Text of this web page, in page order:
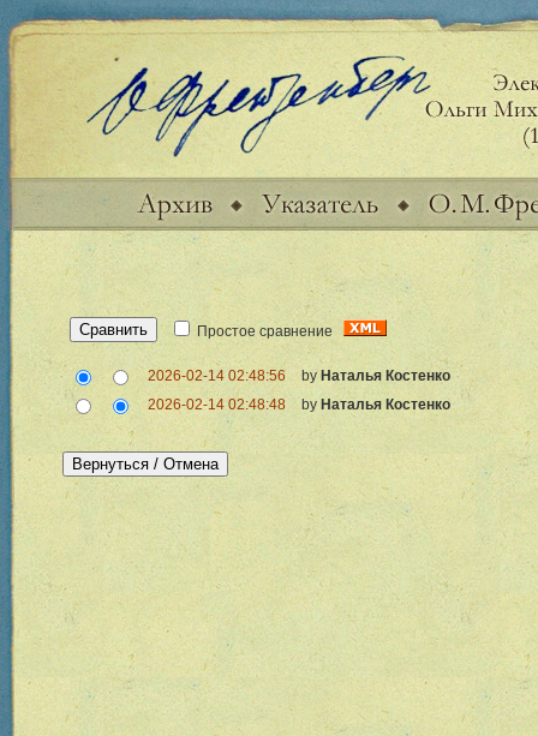
Простое сравнение
2026-02-14 02:48:56 by Наталья Костенко
2026-02-14 02:48:48
by Наталья Костенко